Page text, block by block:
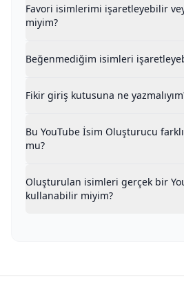
Beğenmediğim isimleri
Evet. Beğenmediğiniz isimleri
Kanalınızla ilgili konu, içerik
Evet. Bu YouTube Kanal Adı
Evet. Tüm oluşturulan isimler
Favori isimlerimi işaretleyebilir
miyim?
Beğenmediğim isimleri
Fikir giriş kutusuna ne
Bu YouTube İsim Oluşturucu
mu?
Oluşturulan isimleri gerçek bir
kullanabilir miyim?